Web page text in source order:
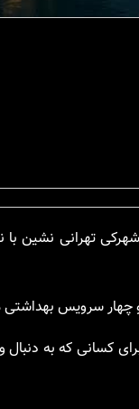
چهار سرویس
کسانی که به